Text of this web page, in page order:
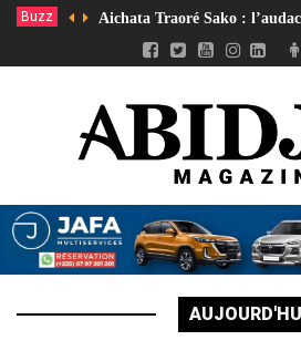
Buzz Aichata Traoré Sako :